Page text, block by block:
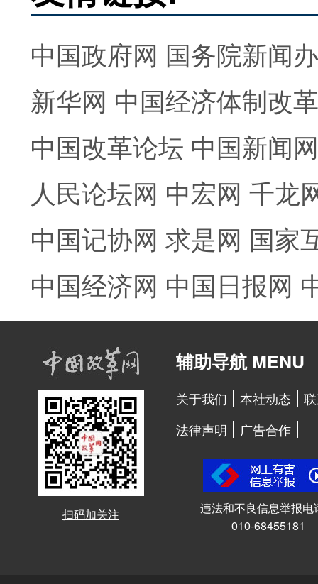
中国政府网 国务院新闻
新华网 中国经济体制改
中国改革论坛 中国新闻网
人民论坛网 中宏网 千龙
中国记协网 求是网 国家
中国经济网 中国日报网
扫码加关注
辅助导航 MENU
关于我们 本社动态
法律声明
广告合作
违法和不良信息举报电
010-68455181